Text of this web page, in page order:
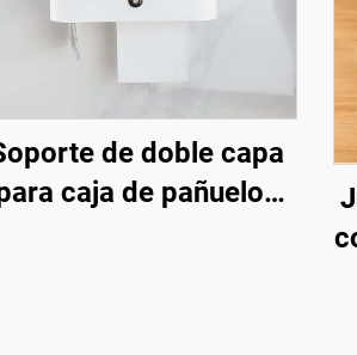
de doble capa
caja de pañuelos